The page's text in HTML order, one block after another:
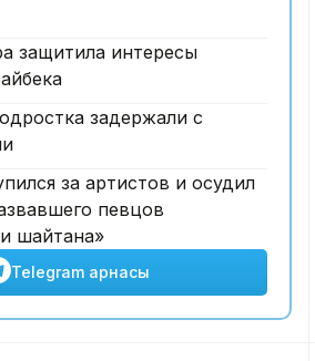
защитила интересы
задержали с
за артистов и осудил
певцов
шайтана»
Telegram арнасы